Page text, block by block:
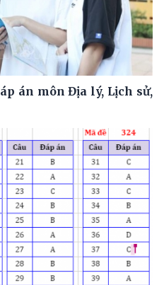
án môn Địa lý, Lịch sử,